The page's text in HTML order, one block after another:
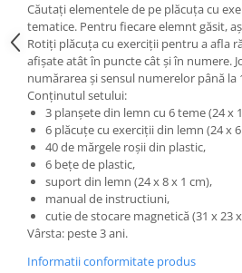
Recunoasterea formelor
Saltele
Trasee de motricitate
Wellness
Diverse jucarii educative
Apa si nisip
Dezvoltarea limbajului
Figurine
Mobilier gradinita
Montessori
Spații de joacă
Căutați elementele de pe plăcuța cu
tematice. Pentru fiecare elemnt găsit,
Rotiți plăcuța cu exerciții pentru a afla
afișate atât în puncte cât și în numere.
numărarea și sensul numerelor până la
Conținutul setului:
3 planșete din lemn cu 6 teme (24 x
6 plăcuțe cu exerciții din lemn (24 x
40 de mărgele roșii din plastic,
6 bețe de plastic,
suport din lemn (24 x 8 x 1 cm),
manual de instructiuni,
cutie de stocare magnetică (31 x 23
Vârsta: peste 3 ani.
Informatii conformitate produs